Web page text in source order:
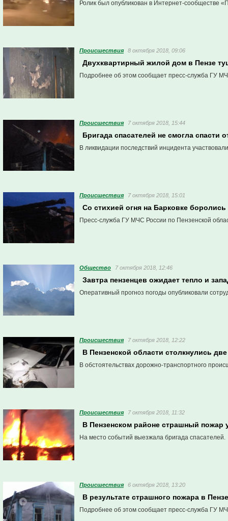
Ролик был опубликован в Интернет-сообществе
Проиcшествия 8 октября 2018, 09:06
Двухквартирный жилой дом в Пензе
Подробнее об этом сообщает пресс-служба ГУ
Проиcшествия 7 октября 2018, 15:44
Бригада спасателей не смогла спасти
В ликвидации последствий инцидента
Проиcшествия 7 октября 2018, 15:01
Со стихией огня на Барковке боролись
Пресс-служба ГУ МЧС России по Пензенской
Общество 7 октября 2018, 12:46
Завтра пензенцев ожидает тепло и
Оперативный прогноз погоды опубликовали
Проиcшествия 7 октября 2018, 12:22
В Пензенской области столкнулись
В обстоятельствах дорожно-транспортного
Проиcшествия 7 октября 2018, 11:32
В Пензенском районе страшный пожар
На место событий выезжала бригада спасателей.
Проиcшествия 6 октября 2018, 13:20
В результате страшного пожара в
Подробнее об этом сообщает пресс-служба ГУ